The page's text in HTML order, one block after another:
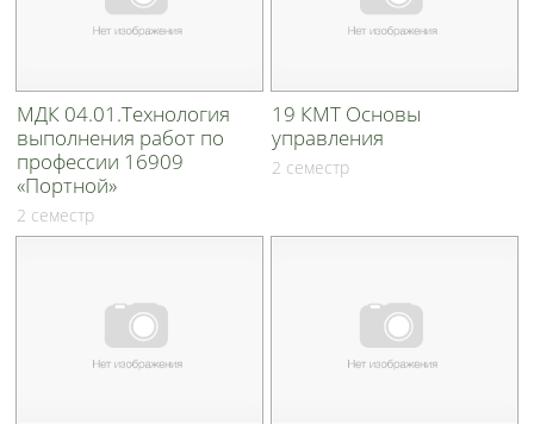
МДК 04.01.Технология
выполнения работ по
профессии 16909
«Портной»
2 семестр
19 КМТ Основы
управления
2 семестр